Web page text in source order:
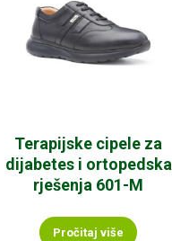
Terapijske cipele za
dijabetes i ortopedska
rješenja 601-M
Pročitaj više